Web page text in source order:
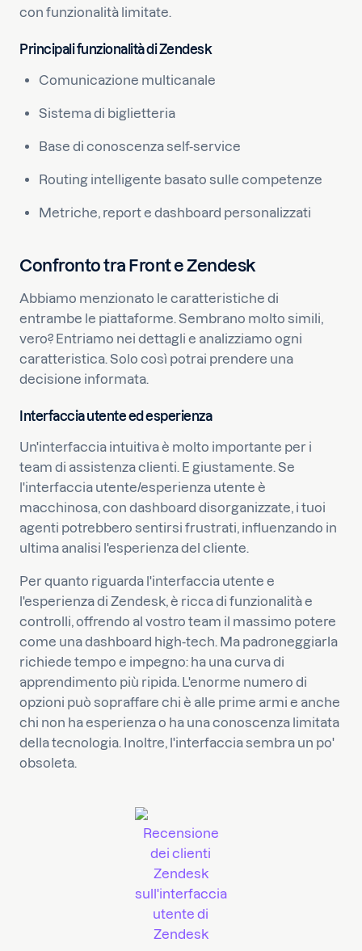
con funzionalità limitate.
Principali funzionalità di Zendesk
Comunicazione multicanale
Sistema di biglietteria
Base di conoscenza self-service
Routing intelligente basato sulle competenze
Metriche, report e dashboard personalizzati
Confronto tra Front e Zendesk
Abbiamo menzionato le caratteristiche di
entrambe le piattaforme. Sembrano molto simili,
vero? Entriamo nei dettagli e analizziamo ogni
caratteristica. Solo così potrai prendere una
decisione informata.
Interfaccia utente ed esperienza
Un'interfaccia intuitiva è molto importante per i
team di assistenza clienti. E giustamente. Se
l'interfaccia utente/esperienza utente è
macchinosa, con dashboard disorganizzate, i tuoi
agenti potrebbero sentirsi frustrati, influenzando in
ultima analisi l'esperienza del cliente.
Per quanto riguarda l'interfaccia utente e
l'esperienza di Zendesk, è ricca di funzionalità e
controlli, offrendo al vostro team il massimo potere
come una dashboard high-tech. Ma padroneggiarla
richiede tempo e impegno: ha una curva di
apprendimento più ripida. L'enorme numero di
opzioni può sopraffare chi è alle prime armi e anche
chi non ha esperienza o ha una conoscenza limitata
della tecnologia. Inoltre, l'interfaccia sembra un po'
obsoleta.
Recensione
dei clienti
Zendesk
sull'interfaccia
utente di
Zendesk